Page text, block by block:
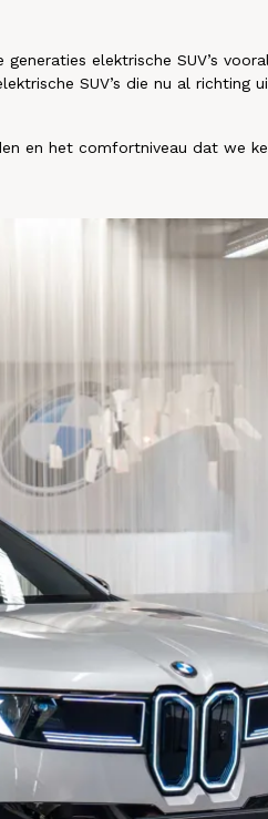
elektrische SUV’s
SUV’s die nu al richting
en het comfortniveau dat we